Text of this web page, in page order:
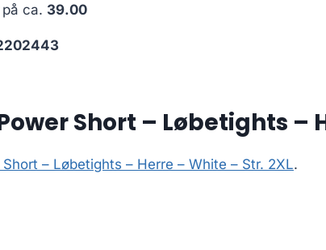
ca. 39.00
Short – Løbetights –
– Løbetights – Herre – White – Str. 2XL.